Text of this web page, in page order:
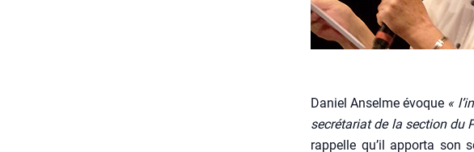
Daniel Anselme évoque «
secré­ta­riat de la sec­tion du
rap­pelle qu’il appor­ta son